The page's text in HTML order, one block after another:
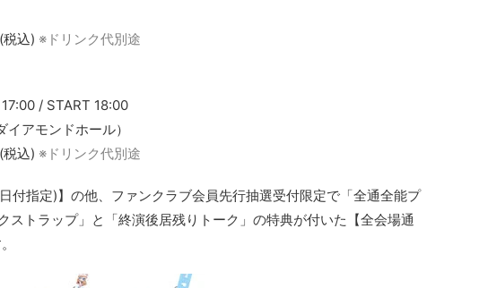
込) ※ドリンク代別途
/ START 18:00
アモンドホール）
込) ※ドリンク代別途
付指定)】の他、ファンクラブ会員先行抽選受付限定で「全通全能プ
ストラップ」と「終演後居残りトーク」の特典が付いた【全会場通